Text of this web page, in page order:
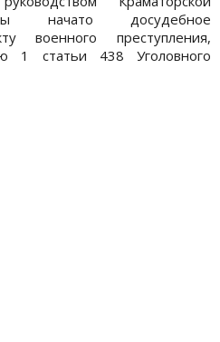
начато досудебное
военного преступления,
1 статьи 438 Уголовного